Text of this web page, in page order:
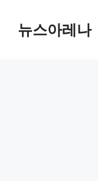
content뉴스아레나